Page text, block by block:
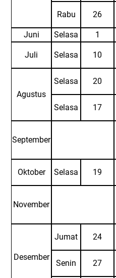
Rabu 26
Juni
Selasa 1
Juli Selasa 10
Agustus
Selasa 20
Selasa
17
September
Oktober Selasa 19
November
Desember
Jumat 24
Senin 27